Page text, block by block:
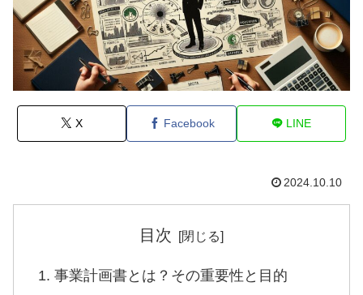
X Facebook LINE
2024.10.10
目次
事業計画書とは？その重要性と目的